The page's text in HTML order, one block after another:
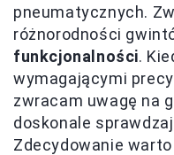
pneumatycznych.
różnorodności
funkcjonalności.
wymagającymi
zwracam uwagę na
doskonale
Zdecydowanie